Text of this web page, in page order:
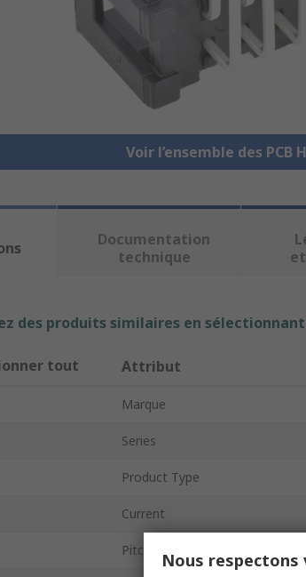
Voir l’ensemble des PCB
Documentation
technique
des produits similaires en
tout Attribut
Marque
Series
Product Type
Current
Pitch Nous